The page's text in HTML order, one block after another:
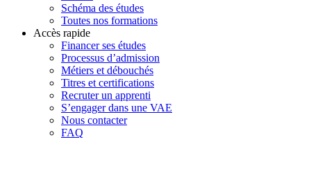
Schéma des études
Toutes nos formations
Accès rapide
Financer ses études
Processus d’admission
Métiers et débouchés
Titres et certifications
Recruter un apprenti
S’engager dans une VAE
Nous contacter
FAQ